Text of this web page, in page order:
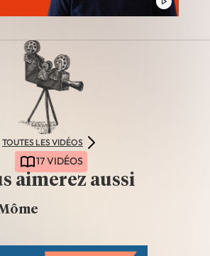
17 VIDÉOS
aimerez aussi
TOUTES LES VIDÉOS